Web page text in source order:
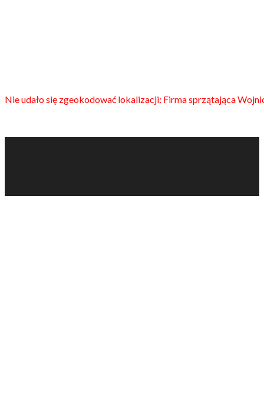
Nie udało się zgeokodować lokalizacji: Firma sprzątająca